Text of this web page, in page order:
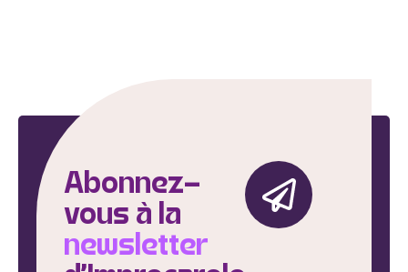
Abonnez-
vous à la
newsletter